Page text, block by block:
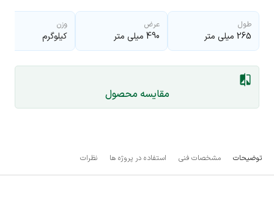
طول
265 میلی متر
عرض
490 میلی متر
وزن
کیلوگرم
مقایسه محصول
توضیحات مشخصات فنی استفاده در پروژه ها نظرات